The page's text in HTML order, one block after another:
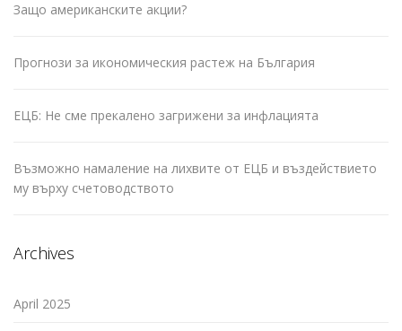
Защо американските акции?
Прогнози за икономическия растеж на България
ЕЦБ: Не сме прекалено загрижени за инфлацията
Възможно намаление на лихвите от ЕЦБ и въздействието
му върху счетоводството
Archives
April 2025